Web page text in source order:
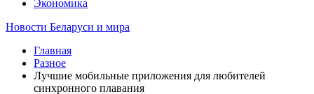
Экономика
Новости Беларуси и мира
Главная
Разное
Лучшие мобильные приложения для любителей
синхронного плавания